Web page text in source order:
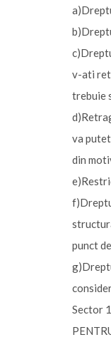
v-ati
trebuie
va
din
punct
Sector